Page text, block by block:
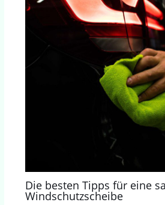
Die besten Tipps für eine
Windschutzscheibe